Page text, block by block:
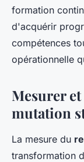
formation
d'acquérir
compétences
opérationnelle
Mesurer
mutation
La mesure du
transformation